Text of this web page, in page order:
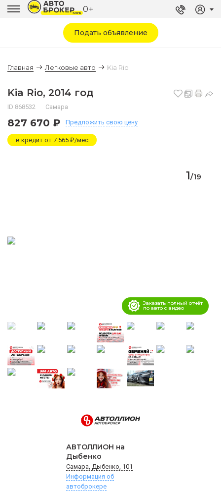
0+
Подать объявление
Главная Легковые авто Kia Rio
Kia Rio, 2014 год
ID 868532 Самара
827 670 ₽ Предложить свою цену
в кредит от 7 565 ₽/мес
Заказать полный отчёт
по авто с видео
1/19
АВТОЛЛИОН на
Дыбенко
Самара, Дыбенко, 101
Информация об
автоброкере